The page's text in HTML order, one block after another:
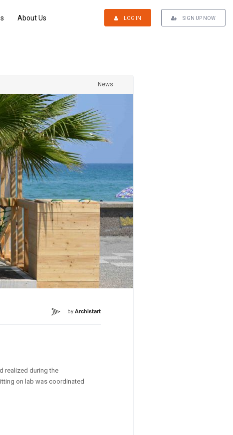
About Us LOG IN SIGN UP NOW
News
by Archistart
realized during the
on lab was coordinated